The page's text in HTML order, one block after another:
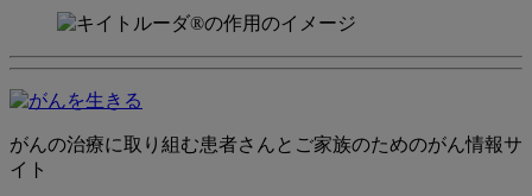
がんの治療に取り組む患者さんとご家族のためのがん情報サ
イト